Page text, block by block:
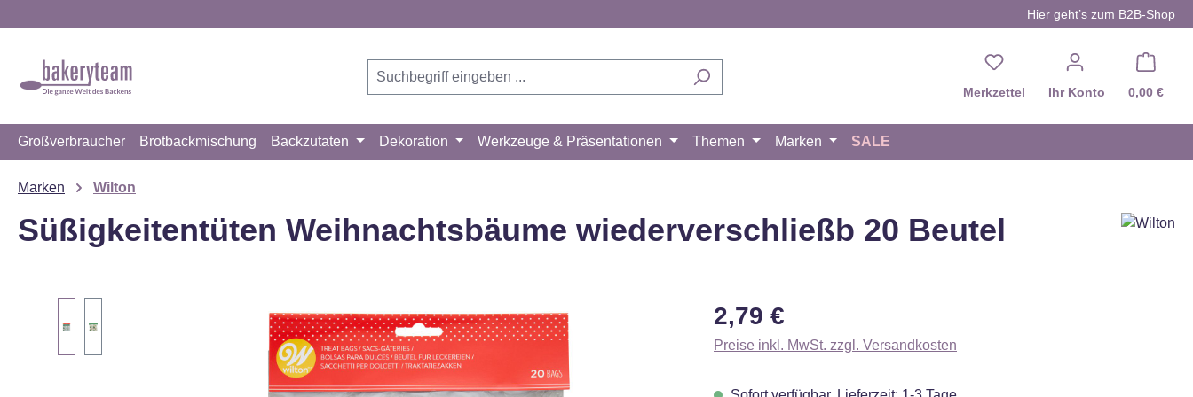
Hier geht’s zum B2B-Shop
Merkzettel Du hast 0 Produkte auf
Ihr Konto 0,00 €
Großverbraucher Brotbackmischung Backzutaten Dekoration Werkzeuge & Präsentationen Themen Marken SALE
Marken Wilton
Süßigkeitentüten Weihnachtsbäume wiederverschließb 20 Beutel
Regulärer Preis:
2,79 €
Preise inkl. MwSt. zzgl. Versandkosten